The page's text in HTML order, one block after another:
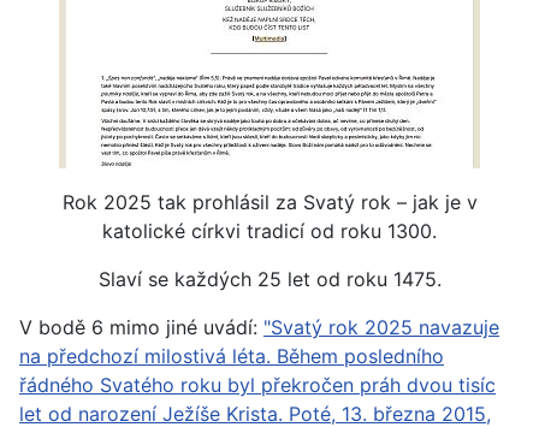
Rok 2025 tak prohlásil za Svatý rok – jak je v
katolické církvi tradicí od roku 1300.
Slaví se každých 25 let od roku 1475.
V bodě 6 mimo jiné uvádí: "Svatý rok 2025 navazuje
na předchozí milostivá léta. Během posledního
řádného Svatého roku byl překročen práh dvou tisíc
let od narození Ježíše Krista. Poté, 13. března 2015,